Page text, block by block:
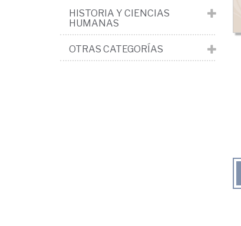
HISTORIA Y CIENCIAS
HUMANAS
OTRAS CATEGORÍAS